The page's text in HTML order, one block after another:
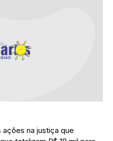
ações na justiça que